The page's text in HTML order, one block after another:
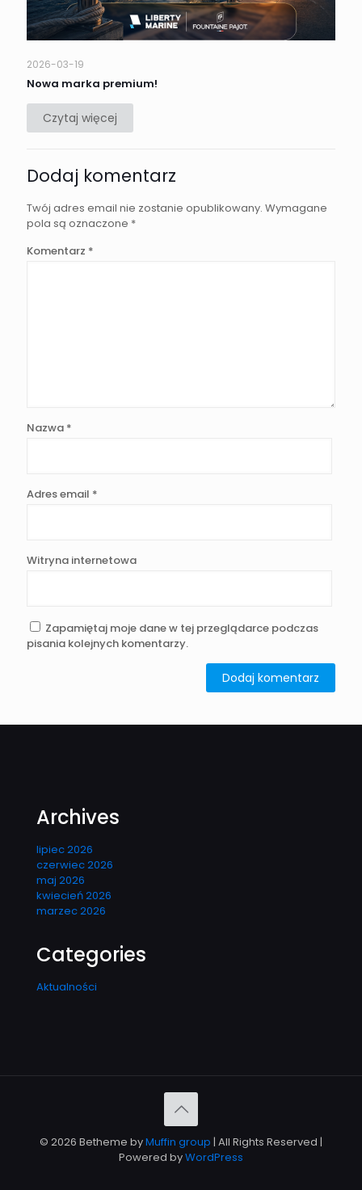
2026-03-19
Nowa marka premium!
Czytaj więcej
Dodaj komentarz
Twój adres email nie zostanie opublikowany. Wymagane
pola są oznaczone *
Komentarz *
Nazwa *
Adres email *
Witryna internetowa
Zapamiętaj moje dane w tej przeglądarce podczas
pisania kolejnych komentarzy.
Archives
lipiec 2026
czerwiec 2026
maj 2026
kwiecień 2026
marzec 2026
Categories
Aktualności
© 2026 Betheme byMuffin group | All Rights Reserved |
Powered byWordPress